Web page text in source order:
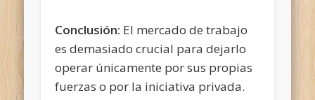
Conclusión: El mercado de trabajo
es demasiado crucial para dejarlo
operar únicamente por sus propias
fuerzas o por la iniciativa privada.